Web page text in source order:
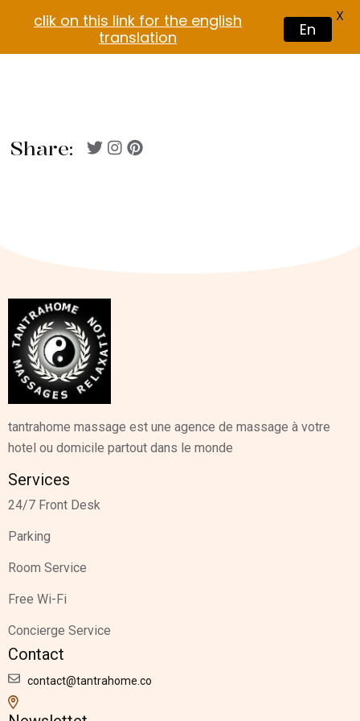
Share:
tantrahome massage est une agence de massage à votre
hotel ou domicile partout dans le monde
Services
24/7 Front Desk
Parking
Room Service
Free Wi-Fi
Concierge Service
Contact
contact@tantrahome.co
clik on this link for the english
translation
En
X